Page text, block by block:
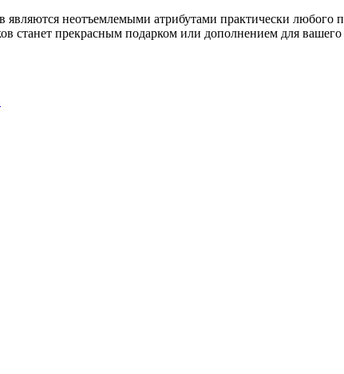
неотъемлемыми атрибутами практически любого
станет прекрасным подарком или дополнением для вашего